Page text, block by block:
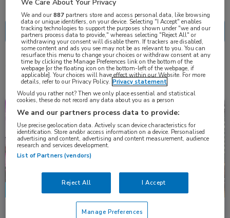
4 resultaten zavegepant✕
Zavegepant neusspray effectief en veilig bij
We Care About Your Privacy
We and our887 partners store and access personal data, like browsing
data or unique identifiers, on your device. Selecting "I Accept" enables
tracking technologies to support the purposes shown under "we and our
partners process data to provide," whereas selecting "Reject All" or
withdrawing your consent will disable them. If trackers are disabled,
some content and ads you see may not be as relevant to you. You can
resurface this menu to change your choices or withdraw consent at any
time by clicking the Manage Preferences link on the bottom of the
webpage [or the floating icon on the bottom-left of the webpage, if
applicable]. Your choices will have effect within our Website. For more
details, refer to our Privacy Policy. Privacy statement
Would you rather not? Then we only place essential and statistical
cookies, these do not record any data about you as a person
We and our partners process data to provide:
Use precise geolocation data. Actively scan device characteristics for
identification. Store and/or access information on a device. Personalised
advertising and content, advertising and content measurement, audience
research and services development.
List of Partners (vendors)
Reject All I Accept
Manage Preferences